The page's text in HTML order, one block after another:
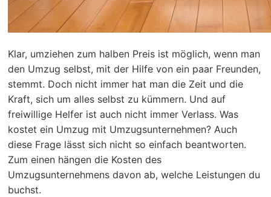
Klar, umziehen zum halben Preis ist möglich, wenn man
den Umzug selbst, mit der Hilfe von ein paar Freunden,
stemmt. Doch nicht immer hat man die Zeit und die
Kraft, sich um alles selbst zu kümmern. Und auf
freiwillige Helfer ist auch nicht immer Verlass. Was
kostet ein Umzug mit Umzugsunternehmen? Auch
diese Frage lässt sich nicht so einfach beantworten.
Zum einen hängen die Kosten des
Umzugsunternehmens davon ab, welche Leistungen du
buchst.